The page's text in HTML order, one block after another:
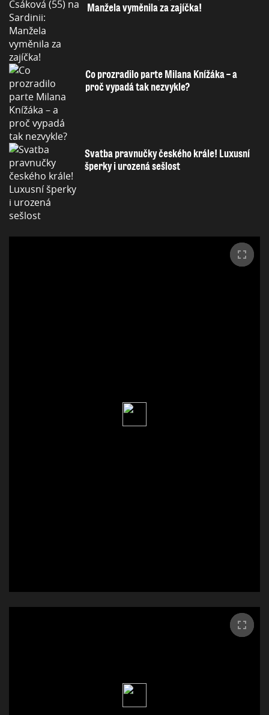
Manžela vyměnila za zajíčka!
Co prozradilo parte Milana Knížáka – a
proč vypadá tak nezvykle?
Svatba pravnučky českého krále! Luxusní
šperky i urozená sešlost